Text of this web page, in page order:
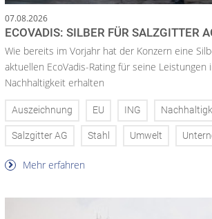
07.08.2026
ECOVADIS: SILBER FÜR SALZGITTER
Wie bereits im Vorjahr hat der Konzern eine
aktuellen EcoVadis-Rating für seine Leistungen
Nachhaltigkeit erhalten
Auszeichnung EU ING
Salzgitter AG Stahl Umwelt
Mehr erfahren